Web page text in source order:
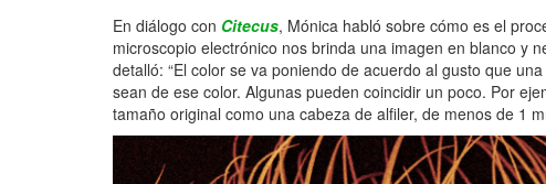
En diálogo con Citecus, Mónica habló sobre cómo es el
microscopio electrónico nos brinda una imagen en blanco y
detalló: “El color se va poniendo de acuerdo al gusto que
sean de ese color. Algunas pueden coincidir un poco. Por
tamaño original como una cabeza de alfiler, de menos de 1